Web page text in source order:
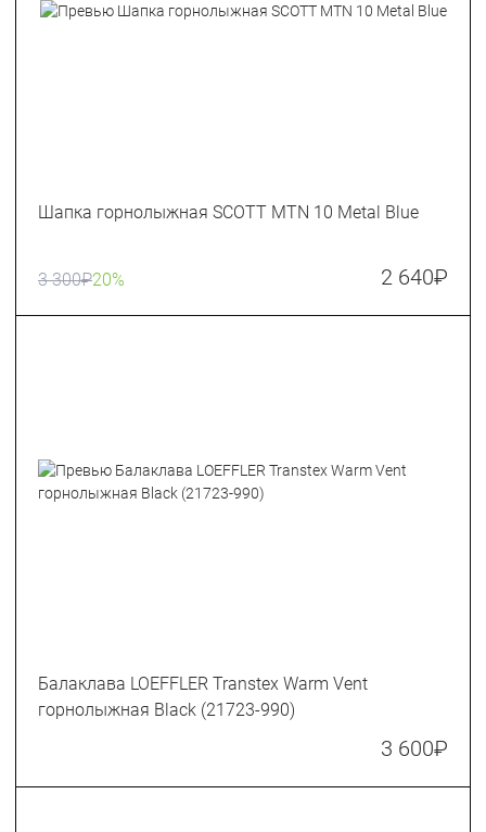
Шапка горнолыжная SCOTT MTN 10 Metal Blue
3 300₽20% 2 640₽
Балаклава LOEFFLER Transtex Warm Vent
горнолыжная Black (21723-990)
3 600₽